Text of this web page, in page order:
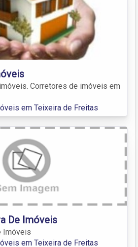
Corretores de imóveis em
em Teixeira de Freitas
De Imóveis
Imóveis
em Teixeira de Freitas